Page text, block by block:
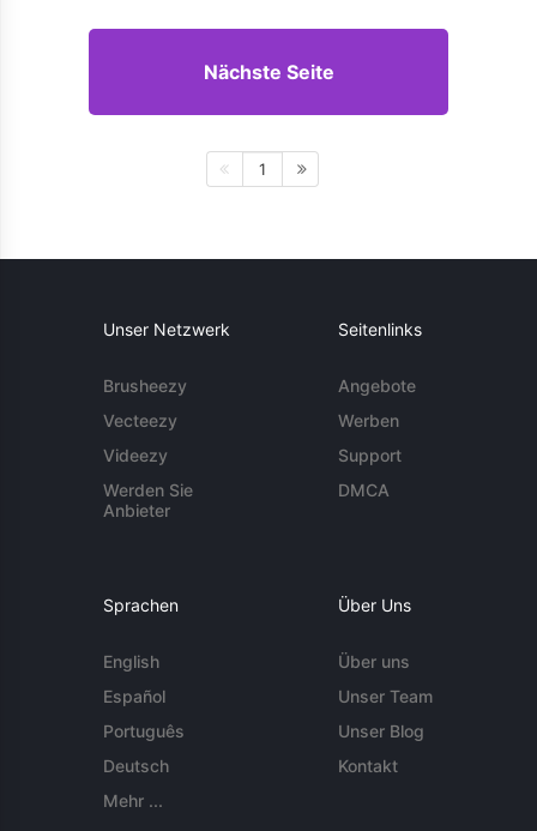
Nächste Seite
1
Unser Netzwerk
Brusheezy
Vecteezy
Videezy
Werden Sie
Anbieter
Seitenlinks
Angebote
Werben
Support
DMCA
Sprachen
English
Español
Português
Deutsch
Mehr ...
Über Uns
Über uns
Unser Team
Unser Blog
Kontakt